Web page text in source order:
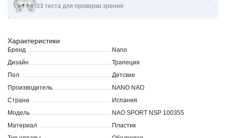
Оправы для очков корригирующих Nano Nao SPORT NSP
100355
Характеристики
Бренд
Nano
Дизайн
Трапеция
Пол
Детские
Производитель
NANO NAO
Страна
Испания
Модель
NAO SPORT NSP 100355
Материал
Пластик
33 теста для проверки зрения